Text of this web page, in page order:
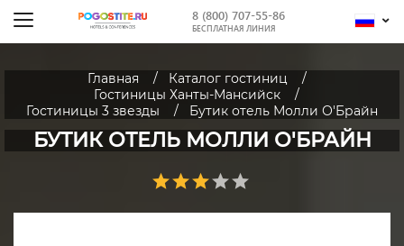
8 (800) 707-55-86
БЕСПЛАТНАЯ ЛИНИЯ
Главная
Каталог гостиниц
Гостиницы Ханты-Мансийск
Гостиницы 3 звезды
Бутик отель Молли О'Брайн
БУТИК ОТЕЛЬ МОЛЛИ О'БРАЙН